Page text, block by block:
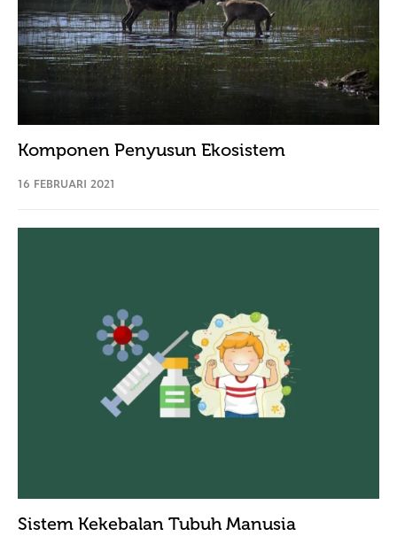
Komponen Penyusun Ekosistem
16 FEBRUARI 2021
Sistem Kekebalan Tubuh Manusia